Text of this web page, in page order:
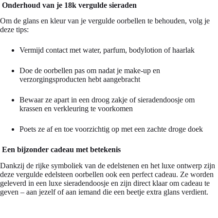
Onderhoud van je 18k vergulde sieraden
Om de glans en kleur van je vergulde oorbellen te behouden, volg je
deze tips:
Vermijd contact met water, parfum, bodylotion of haarlak
Doe de oorbellen pas om nadat je make-up en
verzorgingsproducten hebt aangebracht
Bewaar ze apart in een droog zakje of sieradendoosje om
krassen en verkleuring te voorkomen
Poets ze af en toe voorzichtig op met een zachte droge doek
Een bijzonder cadeau met betekenis
Dankzij de rijke symboliek van de edelstenen en het luxe ontwerp zijn
deze vergulde edelsteen oorbellen ook een perfect cadeau. Ze worden
geleverd in een luxe sieradendoosje en zijn direct klaar om cadeau te
geven – aan jezelf of aan iemand die een beetje extra glans verdient.